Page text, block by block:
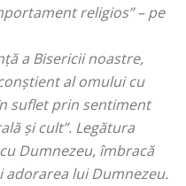
religios” – pe
a Bisericii noastre,
al omului cu
suflet prin sentiment
și cult”. Legătura
Dumnezeu, îmbracă
adorarea lui Dumnezeu.